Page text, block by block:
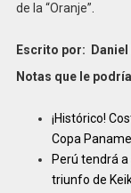
de la “Oranje”.
Escrito por:
Notas que le
¡Histórico!
Copa
Perú tendrá
triunfo de